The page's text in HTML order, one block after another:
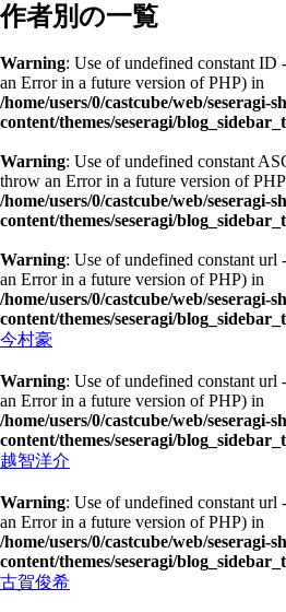
作者別の一覧
Warning: Use of undefined constant
an Error in a future version of PHP) in
/home/users/0/castcube/web/seseragi-
content/themes/seseragi/
Warning: Use of undefined constant
throw an Error in a future version of
/home/users/0/castcube/web/seseragi-
content/themes/seseragi/
Warning: Use of undefined constant
an Error in a future version of PHP) in
/home/users/0/castcube/web/seseragi-
content/themes/seseragi/
今村豪
Warning: Use of undefined constant
an Error in a future version of PHP) in
/home/users/0/castcube/web/seseragi-
content/themes/seseragi/
越智洋介
Warning: Use of undefined constant
an Error in a future version of PHP) in
/home/users/0/castcube/web/seseragi-
content/themes/seseragi/
古賀俊希